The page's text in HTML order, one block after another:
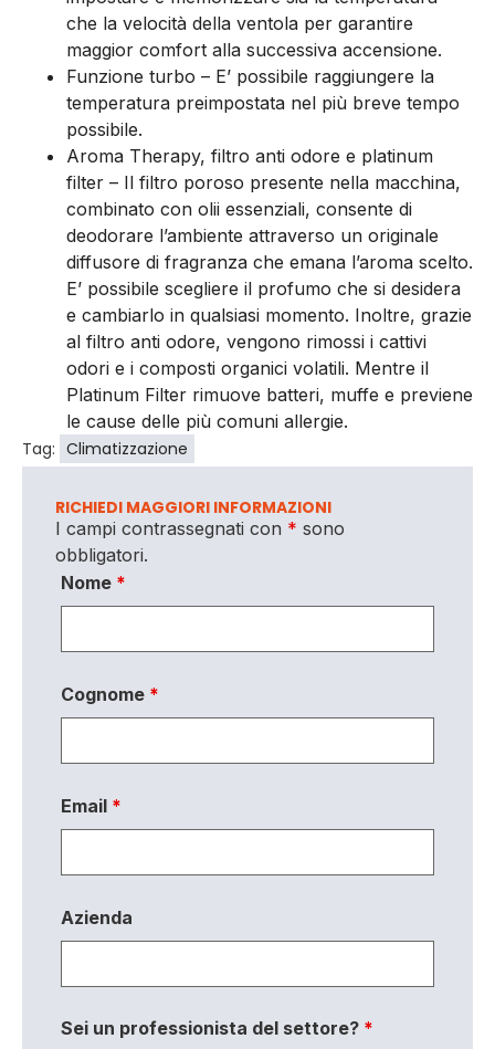
che la velocità della ventola per garantire
maggior comfort alla successiva accensione.
Funzione turbo – E’ possibile raggiungere la
temperatura preimpostata nel più breve tempo
possibile.
Aroma Therapy, filtro anti odore e platinum
filter – Il filtro poroso presente nella macchina,
combinato con olii essenziali, consente di
deodorare l’ambiente attraverso un originale
diffusore di fragranza che emana l’aroma scelto.
E’ possibile scegliere il profumo che si desidera
e cambiarlo in qualsiasi momento. Inoltre, grazie
al filtro anti odore, vengono rimossi i cattivi
odori e i composti organici volatili. Mentre il
Platinum Filter rimuove batteri, muffe e previene
le cause delle più comuni allergie.
Tag: Climatizzazione
RICHIEDI MAGGIORI INFORMAZIONI
I campi contrassegnati con * sono
obbligatori.
Nome *
Cognome *
Email *
Azienda
Sei un professionista del settore? *